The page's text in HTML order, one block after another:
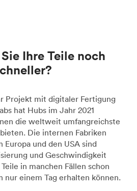
Ihre Teile noch
Projekt mit digitaler Fertigung
hat Hubs im Jahr 2021
die weltweit umfangreichste
Die internen Fabriken
Europa und den USA sind
und Geschwindigkeit
in manchen Fällen schon
nur einem Tag erhalten können.